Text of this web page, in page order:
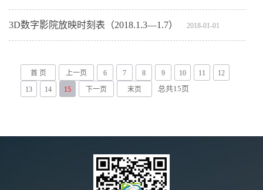
3D数字影院放映时刻表（2018.1.3—1.7） 2018-01-01
首 页 上一页 6 7 8 9 10 11
12
13
14 15 下一页 末页 总共15页